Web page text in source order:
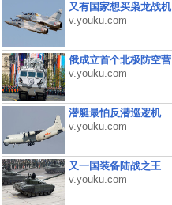
又有国家想买枭龙战机
v.youku.com
俄成立首个北极防空营
v.youku.com
潜艇最怕反潜巡逻机
v.youku.com
又一国装备陆战之王
v.youku.com